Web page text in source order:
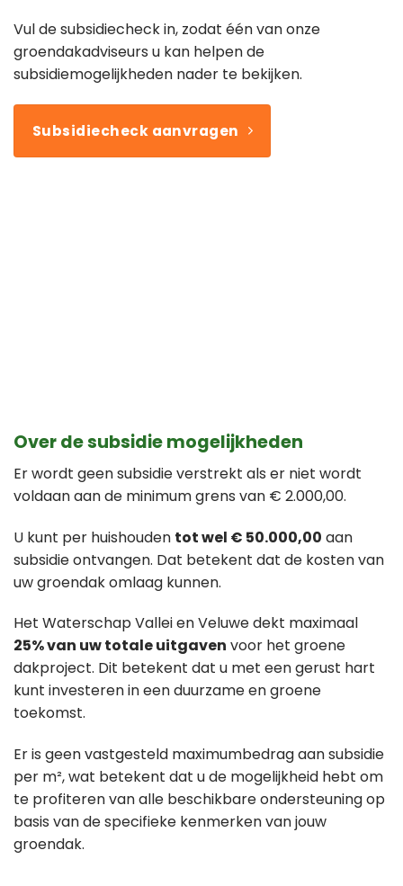
Vul de subsidiecheck in, zodat één van onze
groendakadviseurs u kan helpen de
subsidiemogelijkheden nader te bekijken.
Subsidiecheck aanvragen
Over de subsidie mogelijkheden
Er wordt geen subsidie verstrekt als er niet wordt
voldaan aan de minimum grens van € 2.000,00.
U kunt per huishouden tot wel € 50.000,00 aan
subsidie ontvangen. Dat betekent dat de kosten van
uw groendak omlaag kunnen.
Het Waterschap Vallei en Veluwe dekt maximaal
25% van uw totale uitgaven voor het groene
dakproject. Dit betekent dat u met een gerust hart
kunt investeren in een duurzame en groene
toekomst.
Er is geen vastgesteld maximumbedrag aan subsidie
per m², wat betekent dat u de mogelijkheid hebt om
te profiteren van alle beschikbare ondersteuning op
basis van de specifieke kenmerken van jouw
groendak.